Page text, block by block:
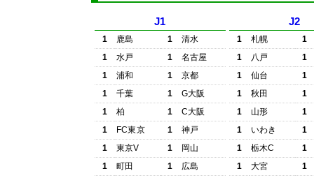
J1
1 鹿島 1
清水
1
水戸 1
名古屋
1
浦和 1
京都
1
千葉 1
G大阪
1
柏 1
C大阪
1
FC東京 1
神戸
1
東京V 1
岡山
1
町田 1
広島
J2
1 札幌
1
1
八戸
1
1
仙台
1
1
秋田
1
1
山形
1
1
いわき
1
1
栃木C
1
1
大宮
1